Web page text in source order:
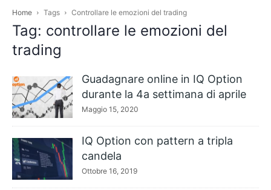
Home Tags Controllare le emozioni del trading
Tag: controllare le emozioni del
trading
Guadagnare online in IQ Option
durante la 4a settimana di aprile
Maggio 15, 2020
IQ Option con pattern a tripla
candela
Ottobre 16, 2019